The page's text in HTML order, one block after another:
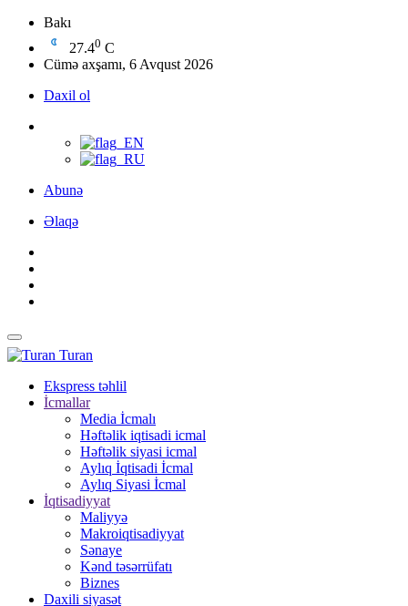
Bakı
27.40 C
Cümə axşamı, 6 Avqust 2026
Daxil ol
Abunə
Əlaqə
Turan
Ekspress təhlil
İcmallar
Media İcmalı
Həftəlik iqtisadi icmal
Həftəlik siyasi icmal
Aylıq İqtisadi İcmal
Aylıq Siyasi İcmal
İqtisadiyyat
Maliyyə
Makroiqtisadiyyat
Sənaye
Kənd təsərrüfatı
Biznes
Daxili siyasət